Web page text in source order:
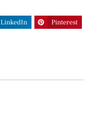
LinkedIn
Pinterest